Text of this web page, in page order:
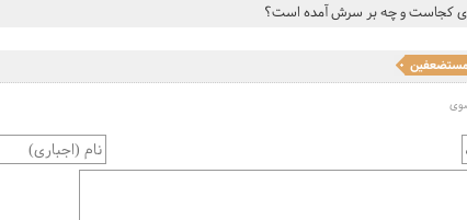
کجاست و چه بر سرش آمده است؟